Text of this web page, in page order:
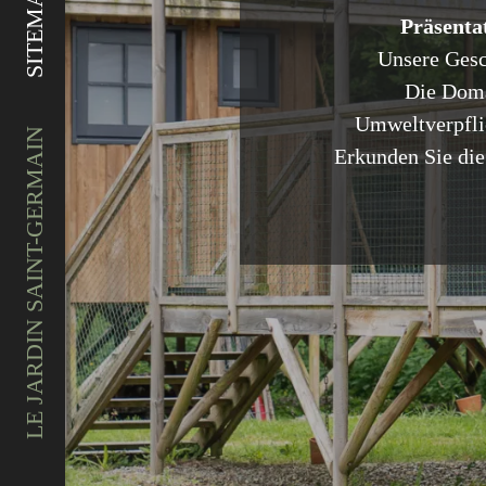
SITEMAP
LE JARDIN SAINT-GERMAIN
Unsere
Die
Erkunden Sie